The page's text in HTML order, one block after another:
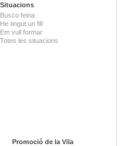
Situacions
Busco feina
He tingut un fill
Em vull formar
Totes les situacions
Promoció de la Vila